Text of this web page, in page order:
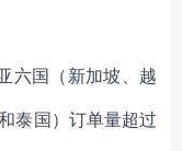
六国（新加坡、越
泰国）订单量超过